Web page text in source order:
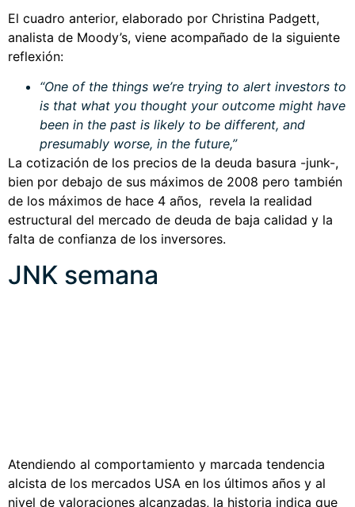
El cuadro anterior, elaborado por Christina Padgett,
analista de Moody’s, viene acompañado de la siguiente
reflexión:
“One of the things we’re trying to alert investors to
is that what you thought your outcome might have
been in the past is likely to be different, and
presumably worse, in the future,”
La cotización de los precios de la deuda basura -junk-,
bien por debajo de sus máximos de 2008 pero también
de los máximos de hace 4 años, revela la realidad
estructural del mercado de deuda de baja calidad y la
falta de confianza de los inversores.
JNK semana
Atendiendo al comportamiento y marcada tendencia
alcista de los mercados USA en los últimos años y al
nivel de valoraciones alcanzadas, la historia indica que